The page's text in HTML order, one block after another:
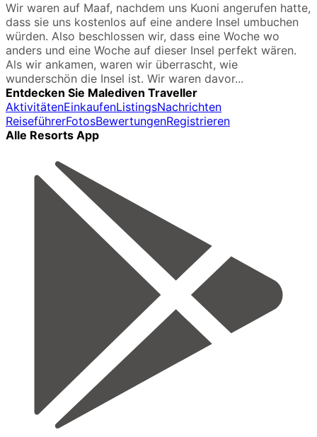
Wir waren auf Maaf, nachdem uns Kuoni angerufen hatte,
dass sie uns kostenlos auf eine andere Insel umbuchen
würden. Also beschlossen wir, dass eine Woche wo
anders und eine Woche auf dieser Insel perfekt wären.
Als wir ankamen, waren wir überrascht, wie
wunderschön die Insel ist. Wir waren davor...
Entdecken Sie Malediven Traveller
AktivitätenEinkaufenListingsNachrichten
ReiseführerFotosBewertungenRegistrieren
Alle Resorts App